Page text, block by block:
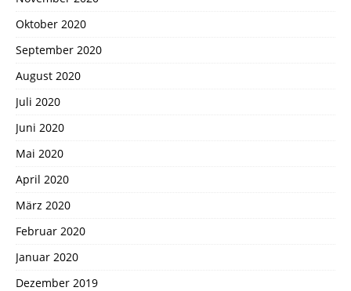
Oktober 2020
September 2020
August 2020
Juli 2020
Juni 2020
Mai 2020
April 2020
März 2020
Februar 2020
Januar 2020
Dezember 2019